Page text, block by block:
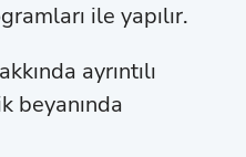
ile yapılır.
ayrıntılı
beyanında